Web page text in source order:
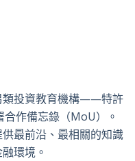
類投資教育機構——特許
作備忘錄（MoU）。
最前沿、最相關的知識
環境。